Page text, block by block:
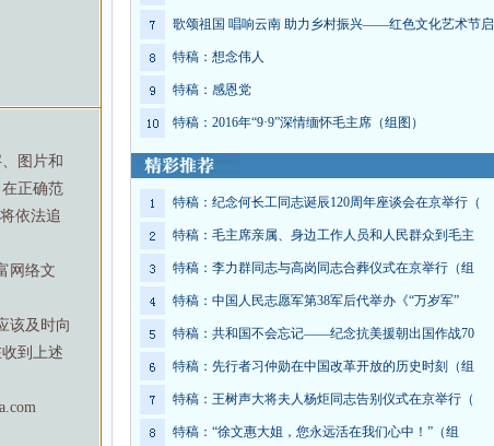
图片和
正确范
依法追
网络文
该及时向
到上述
歌颂祖国 唱响云南 助力乡村振兴——红色文化艺术节启
特稿：想念伟人
特稿：感恩党
特稿：2016年“9·9”深情缅怀毛主席（组图）
特稿：纪念何长工同志诞辰120周年座谈会在京举行（
特稿：毛主席亲属、身边工作人员和人民群众到毛主
特稿：李力群同志与高岗同志合葬仪式在京举行（组
特稿：中国人民志愿军第38军后代举办《“万岁军”
特稿：共和国不会忘记——纪念抗美援朝出国作战70
特稿：先行者习仲勋在中国改革开放的历史时刻（组
特稿：王树声大将夫人杨炬同志告别仪式在京举行（
特稿：“徐文惠大姐，您永远活在我们心中！”（组